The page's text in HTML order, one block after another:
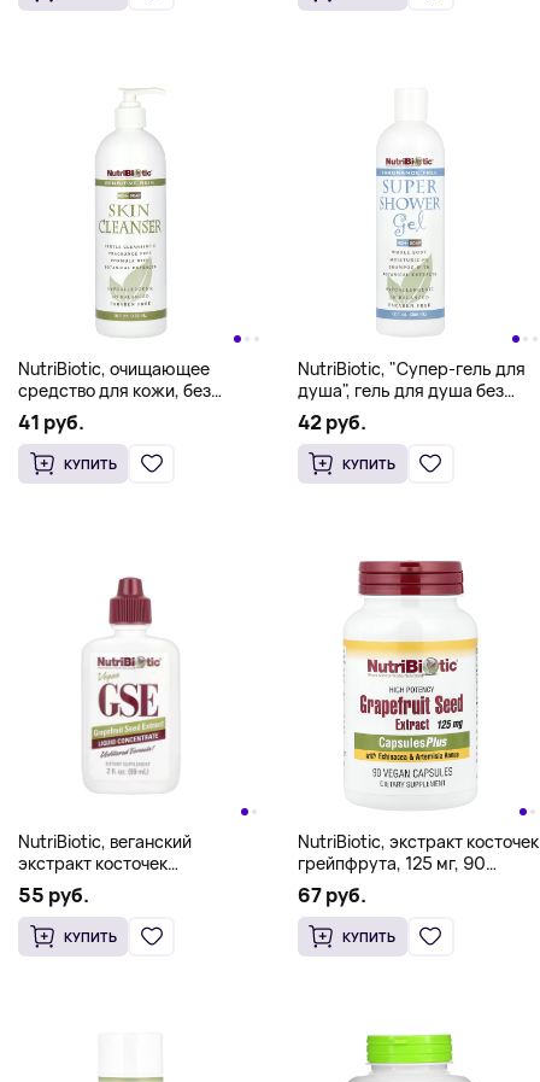
NutriBiotic, очищающее
средство для кожи, без
мыла, без отдушки, 473 мл
(16 жидк. унций)
41 руб.
КУПИТЬ
NutriBiotic, "Супер-гель для
душа", гель для душа без
ароматизаторов, не
содержит мыла, 12 жидких
унций (355 мл)
42 руб.
КУПИТЬ
NutriBiotic, веганский
экстракт косточек
грейпфрута, жидкий
концентрат, 100 мг, 59 мл (2
жидк. унции)
55 руб.
КУПИТЬ
NutriBiotic, экстракт косточек
грейпфрута, 125 мг, 90
веганских капсул
67 руб.
КУПИТЬ